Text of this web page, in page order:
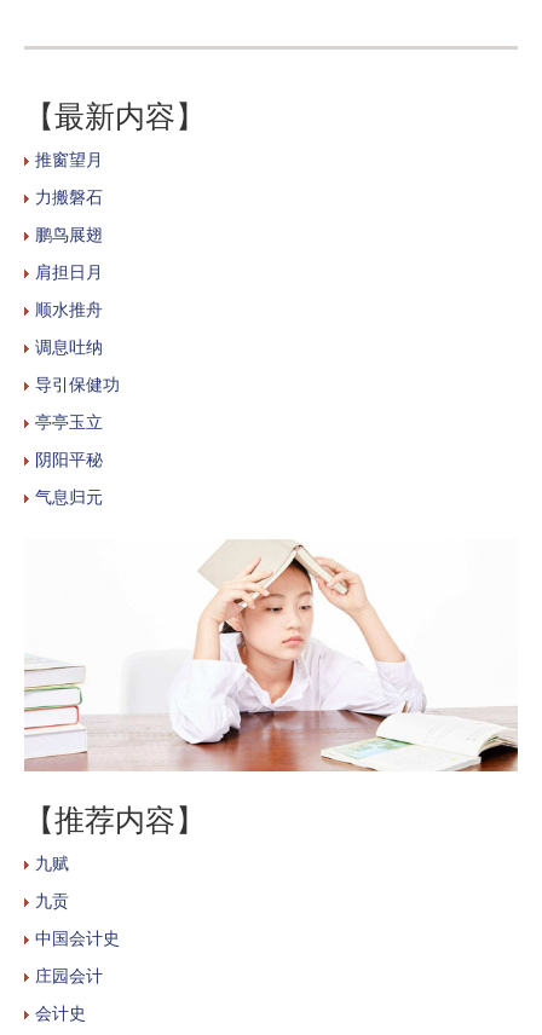
【最新内容】
推窗望月
力搬磐石
鹏鸟展翅
肩担日月
顺水推舟
调息吐纳
导引保健功
亭亭玉立
阴阳平秘
气息归元
【推荐内容】
九赋
九贡
中国会计史
庄园会计
会计史